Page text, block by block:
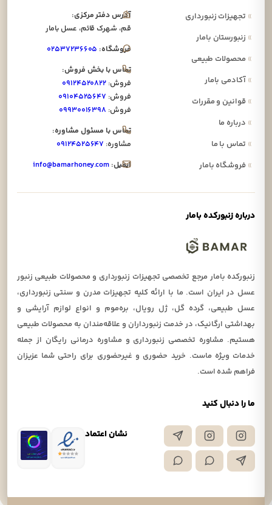
ما را دنبال کنید
نشان اعتماد
»تجهیزات زنبورداری
»زنبورستان بامار
»محصولات طبیعی
»آکادمی بامار
»قوانین و مقررات
»درباره ما
»تماس با ما
»فروشگاه بامار
آدرس دفتر مرکزی:
قم، شهرک قائم، عسل بامار
فروشگاه: ۰۲۵۳۷۲۳۶۶۰۵
تماس با بخش فروش:
فروش: ۰۹۱۲۴۵۲۰۸۲۲
فروش: ۰۹۱۰۴۵۲۵۶۴۷
فروش: ۰۹۹۳۰۰۱۶۳۹۸
تماس با مسئول مشاوره:
مشاوره: ۰۹۱۲۴۵۲۵۶۴۷
ایمیل: info@bamarhoney.com
درباره زنبورکده بامار
زنبورکده بامار مرجع تخصصی تجهیزات زنبورداری و محصولات طبیعی زنبور
عسل در ایران است. ما با ارائه کلیه تجهیزات مدرن و سنتی زنبورداری،
عسل طبیعی، گرده گل، ژل رویال، بره‌موم و انواع لوازم آرایشی و
بهداشتی ارگانیک، در خدمت زنبورداران و علاقه‌مندان به محصولات طبیعی
هستیم. مشاوره تخصصی زنبورداری و مشاوره درمانی رایگان از جمله
خدمات ویژه ماست. خرید حضوری و غیرحضوری برای راحتی شما عزیزان
فراهم شده است.